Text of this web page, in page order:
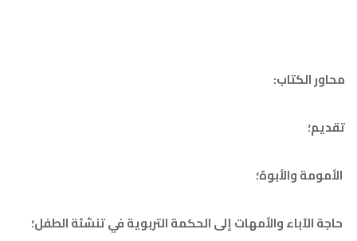
والأبوة؛
والأمهات إلى الحكمة التربوية في تنشئة الطفل؛